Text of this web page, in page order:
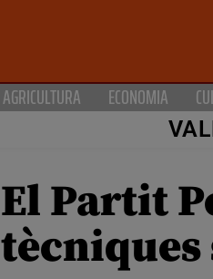
AGRICULTURA ECONOMIA
El Partit
tècniques